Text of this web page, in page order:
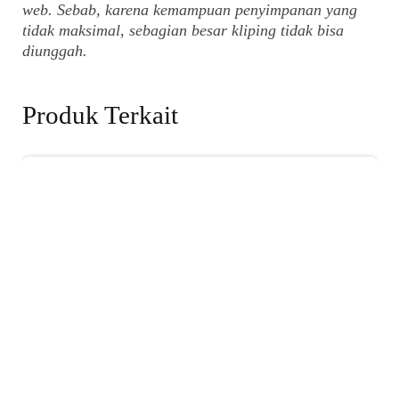
web. Sebab, karena kemampuan penyimpanan yang
tidak maksimal, sebagian besar kliping tidak bisa
diunggah.
Produk Terkait